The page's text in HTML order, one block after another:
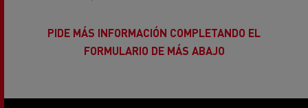
PIDE MÁS INFORMACIÓN COMPLETANDO EL
FORMULARIO DE MÁS ABAJO